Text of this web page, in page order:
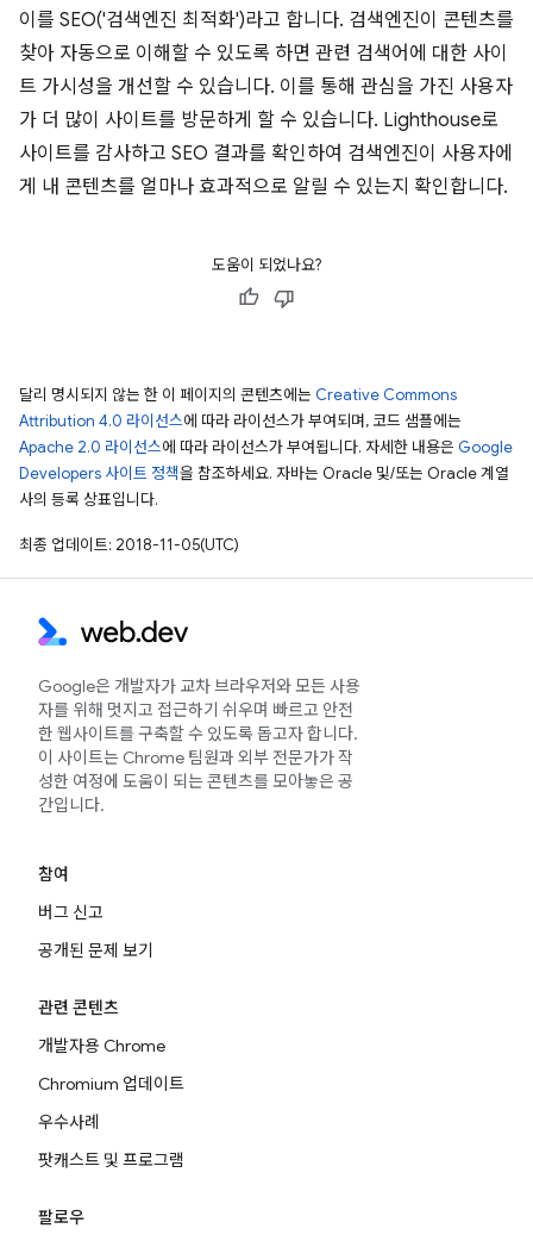
이를 SEO('검색엔진 최적화')라고 합니다. 검색엔진이 콘텐츠를
찾아 자동으로 이해할 수 있도록 하면 관련 검색어에 대한 사이
트 가시성을 개선할 수 있습니다. 이를 통해 관심을 가진 사용자
가 더 많이 사이트를 방문하게 할 수 있습니다. Lighthouse로
사이트를 감사하고 SEO 결과를 확인하여 검색엔진이 사용자에
게 내 콘텐츠를 얼마나 효과적으로 알릴 수 있는지 확인합니다.
도움이 되었나요?
달리 명시되지 않는 한 이 페이지의 콘텐츠에는 Creative Commons
Attribution 4.0 라이선스에 따라 라이선스가 부여되며, 코드 샘플에는
Apache 2.0 라이선스에 따라 라이선스가 부여됩니다. 자세한 내용은 Google
Developers 사이트 정책을 참조하세요. 자바는 Oracle 및/또는 Oracle 계열
사의 등록 상표입니다.
최종 업데이트: 2018-11-05(UTC)
Google은 개발자가 교차 브라우저와 모든 사용
자를 위해 멋지고 접근하기 쉬우며 빠르고 안전
한 웹사이트를 구축할 수 있도록 돕고자 합니다.
이 사이트는 Chrome 팀원과 외부 전문가가 작
성한 여정에 도움이 되는 콘텐츠를 모아놓은 공
간입니다.
참여
버그 신고
공개된 문제 보기
관련 콘텐츠
개발자용 Chrome
Chromium 업데이트
우수사례
팟캐스트 및 프로그램
팔로우